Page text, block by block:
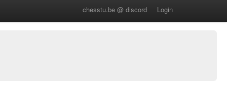
chesstu.be @ discord Login